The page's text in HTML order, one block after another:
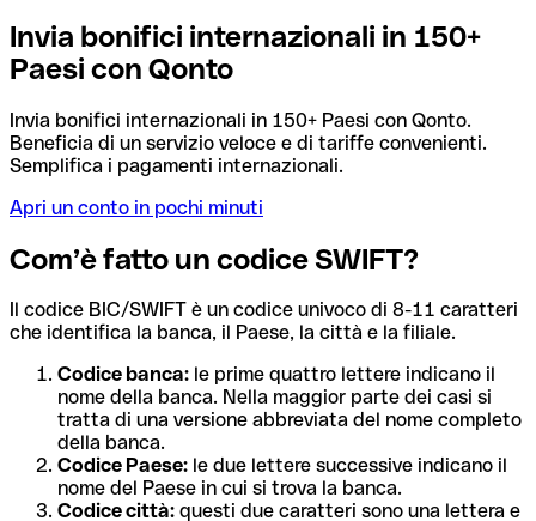
Invia bonifici internazionali in 150+
Paesi con Qonto
Invia bonifici internazionali in 150+ Paesi con Qonto.
Beneficia di un servizio veloce e di tariffe convenienti.
Semplifica i pagamenti internazionali.
Apri un conto in pochi minuti
Com’è fatto un codice SWIFT?
Il codice BIC/SWIFT è un codice univoco di 8-11 caratteri
che identifica la banca, il Paese, la città e la filiale.
Codice banca: le prime quattro lettere indicano il
nome della banca. Nella maggior parte dei casi si
tratta di una versione abbreviata del nome completo
della banca.
Codice Paese: le due lettere successive indicano il
nome del Paese in cui si trova la banca.
Codice città: questi due caratteri sono una lettera e